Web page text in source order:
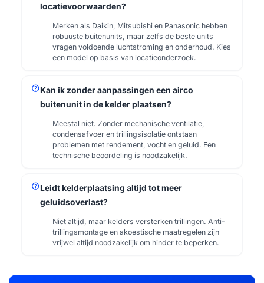
locatievoorwaarden?
Merken als Daikin, Mitsubishi en Panasonic hebben
robuuste buitenunits, maar zelfs de beste units
vragen voldoende luchtstroming en onderhoud. Kies
een model op basis van locatieonderzoek.
helpKan ik zonder aanpassingen een airco
buitenunit in de kelder plaatsen?
Meestal niet. Zonder mechanische ventilatie,
condensafvoer en trillingsisolatie ontstaan
problemen met rendement, vocht en geluid. Een
technische beoordeling is noodzakelijk.
helpLeidt kelderplaatsing altijd tot meer
geluidsoverlast?
Niet altijd, maar kelders versterken trillingen. Anti-
trillingsmontage en akoestische maatregelen zijn
vrijwel altijd noodzakelijk om hinder te beperken.